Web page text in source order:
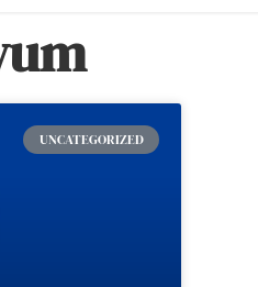
UNCATEGORIZED